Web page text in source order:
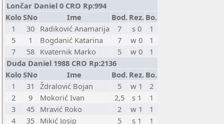
Lončar Daniel 0 CRO Rp:994
KoloSNo Ime Bod. Rez. Bo.
1
30 Radiković Anamarija 7 s 0
1
5
1 Bogdanić Katarina 7 w 0
1
7
58 Kvaternik Marko 5 w 0
1
Duda Daniel 1988 CRO Rp:2136
KoloSNo Ime Bod. Rez. Bo.
1
31 Ždralović Bojan 5 w 1
2
2
9 Mokorić Ivan 2,5 s 1
1
3
45 Mravić Roko 2 w 1
1
4
35 Mikić Josip 5 s 1
1